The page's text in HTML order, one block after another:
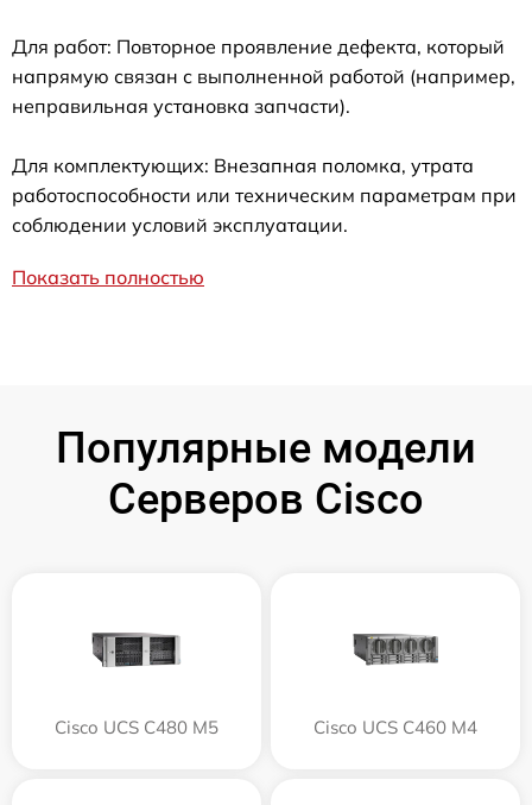
Для работ: Повторное проявление дефекта, который
напрямую связан с выполненной работой (например,
неправильная установка запчасти).
Для комплектующих: Внезапная поломка, утрата
работоспособности или техническим параметрам при
соблюдении условий эксплуатации.
Показать полностью
Популярные модели
Серверов Cisco
Cisco UCS C480 M5 Cisco UCS C460 M4